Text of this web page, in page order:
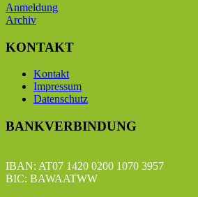
Anmeldung
Archiv
KONTAKT
Kontakt
Impressum
Datenschutz
BANKVERBINDUNG
IBAN: AT07 1420 0200 1070 3957
BIC: BAWAATWW